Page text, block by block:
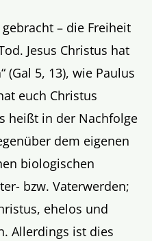
– die Freiheit
Jesus Christus hat
(Gal 5, 13), wie Paulus
euch Christus
heißt in der Nachfolge
dem eigenen
biologischen
bzw. Vaterwerden;
ehelos und
Allerdings ist dies